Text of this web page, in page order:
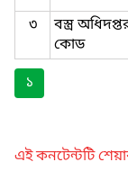
৩
বস্ত্র
কোড
১
এই কনটেন্টটি